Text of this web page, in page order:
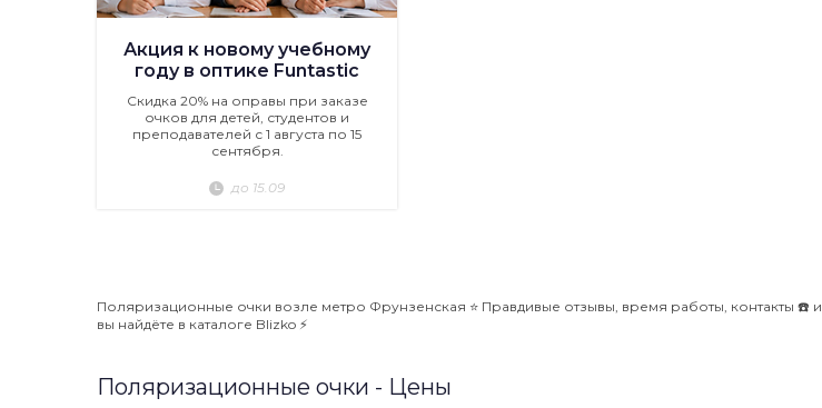
Акция к новому учебному
году в оптике Funtastic
Скидка 20% на оправы при заказе
очков для детей, студентов и
преподавателей с 1 августа по 15
сентября.
до 15.09
Поляризационные очки возле метро Фрунзенская ⭐️ Правдивые отзывы, время работы, контакты ☎️
вы найдёте в каталоге Blizko ⚡️
Поляризационные очки - Цены